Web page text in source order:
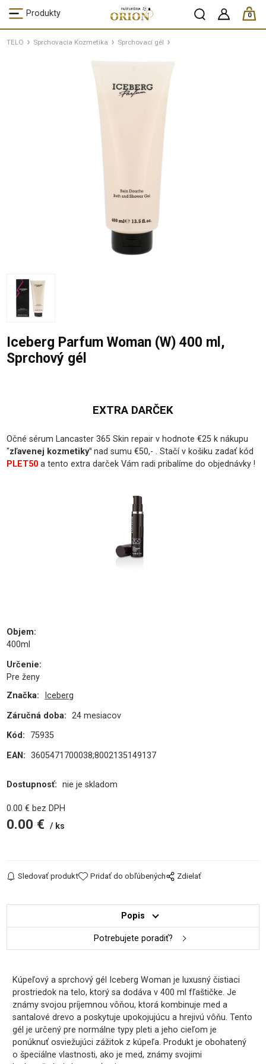
Produkty 0
ks /
TELO Sprchovacia Kozmetika Sprchovací gél
Iceberg Parfum Woman (W) 400 ml,
Sprchový gél
EXTRA DARČEK
Očné sérum Lancaster 365 Skin repair v hodnote €25 k nákupu
"zľavenej kozmetiky" nad sumu €50,- . Stačí v košiku zadať kód
PLET50a tento extra darček Vám radi pribalíme do objednávky !
Objem:
400ml
Určenie:
Pre ženy
Značka:
Iceberg
Záručná doba: 24 mesiacov
Kód:
75935
EAN: 3605471700038;8002135149137
Dostupnosť: nie je skladom
0.00 € bez DPH
0.00 € ks
Sledovať produkt Pridať do obľúbených Zdielať
Popis
Potrebujete poradiť?
Kúpeľový a sprchový gél Iceberg Woman je luxusný čistiaci
prostriedok na telo, ktorý sa dodáva v 400 ml fľaštičke. Je
známy svojou príjemnou vôňou, ktorá kombinuje med a
santalové drevo a poskytuje upokojujúcu a hrejivú vôňu. Tento
gél je určený pre normálne typy pleti a jeho cieľom je
ponúknuť osviežujúci zážitok z kúpeľa. Produkt je obohatený
o špeciálne vlastnosti, ako je med, známy svojimi